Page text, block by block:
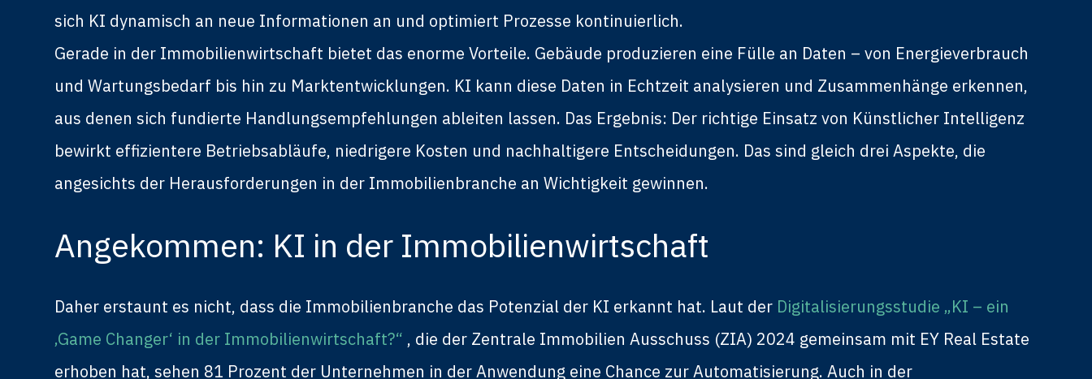
sich KI dynamisch an neue Informationen an und optimiert Prozesse kontinuierlich.
Gerade in der Immobilienwirtschaft bietet das enorme Vorteile. Gebäude produzieren eine Fülle an Daten – von Energieverbrauch
und Wartungsbedarf bis hin zu Marktentwicklungen. KI kann diese Daten in Echtzeit analysieren und Zusammenhänge erkennen,
aus denen sich fundierte Handlungsempfehlungen ableiten lassen. Das Ergebnis: Der richtige Einsatz von Künstlicher Intelligenz
bewirkt effizientere Betriebsabläufe, niedrigere Kosten und nachhaltigere Entscheidungen. Das sind gleich drei Aspekte, die
angesichts der Herausforderungen in der Immobilienbranche an Wichtigkeit gewinnen.
Angekommen: KI in der Immobilienwirtschaft
Daher erstaunt es nicht, dass die Immobilienbranche das Potenzial der KI erkannt hat. Laut der Digitalisierungsstudie „KI – ein
‚Game Changer‘ in der Immobilienwirtschaft?“ , die der Zentrale Immobilien Ausschuss (ZIA) 2024 gemeinsam mit EY Real Estate
erhoben hat, sehen 81 Prozent der Unternehmen in der Anwendung eine Chance zur Automatisierung. Auch in der